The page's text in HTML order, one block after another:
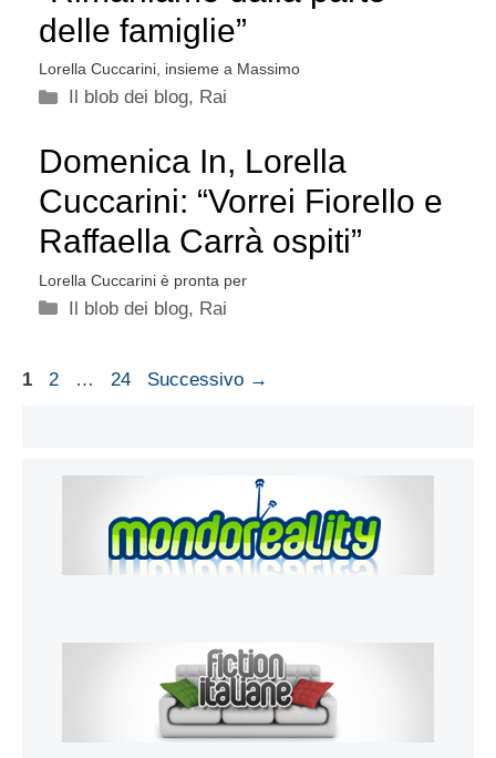
delle famiglie”
Lorella Cuccarini, insieme a Massimo
Categorie
Il blob dei blog, Rai
Domenica In, Lorella
Cuccarini: “Vorrei Fiorello e
Raffaella Carrà ospiti”
Lorella Cuccarini è pronta per
Categorie
Il blob dei blog, Rai
Pagina
1 Pagina
2 … Pagina
24 Successivo →